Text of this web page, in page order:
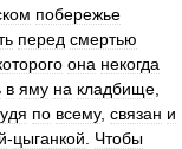
побережье
перед смертью
она некогда
в яму на кладбище
по всему, связан и
-цыганкой
Чтобы